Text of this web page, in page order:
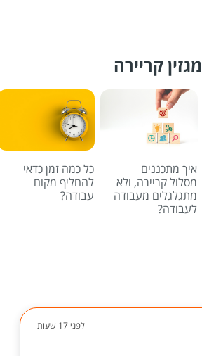
מגזין קריירה
איך מתכננים
מסלול קריירה, ולא
מתגלגלים מעבודה
לעבודה?
כל כמה זמן כדאי
להחליף מקום
עבודה?
לפני 17 שעות